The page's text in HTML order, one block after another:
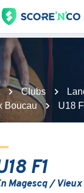
Clubs
Boucau
U18
F1
Magescq /